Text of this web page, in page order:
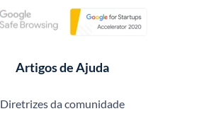
Artigos de Ajuda
Diretrizes da comunidade